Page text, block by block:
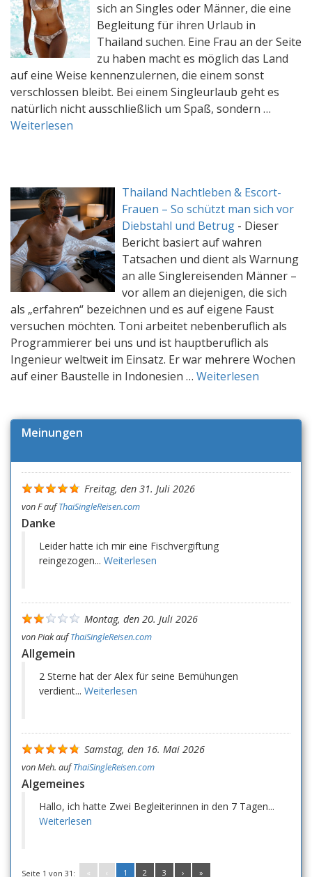
sich an Singles oder Männer, die eine
Begleitung für ihren Urlaub in
Thailand suchen. Eine Frau an der Seite
zu haben macht es möglich das Land
auf eine Weise kennenzulernen, die einem sonst
verschlossen bleibt. Bei einem Singleurlaub geht es
natürlich nicht ausschließlich um Spaß, sondern …
Weiterlesen
Thailand Nachtleben & Escort-
Frauen – So schützt man sich vor
Diebstahl und Betrug - Dieser
Bericht basiert auf wahren
Tatsachen und dient als Warnung
an alle Singlereisenden Männer –
vor allem an diejenigen, die sich
als „erfahren“ bezeichnen und es auf eigene Faust
versuchen möchten. Toni arbeitet nebenberuflich als
Programmierer bei uns und ist hauptberuflich als
Ingenieur weltweit im Einsatz. Er war mehrere Wochen
auf einer Baustelle in Indonesien … Weiterlesen
Meinungen
Freitag, den 31. Juli 2026
vonFaufThaiSingleReisen.com
Danke
Leider hatte ich mir eine Fischvergiftung
reingezogen... Weiterlesen
Montag, den 20. Juli 2026
vonPiakaufThaiSingleReisen.com
Allgemein
2 Sterne hat der Alex für seine Bemühungen
verdient... Weiterlesen
Samstag, den 16. Mai 2026
vonMeh. aufThaiSingleReisen.com
Algemeines
Hallo, ich hatte Zwei Begleiterinnen in den 7 Tagen...
Weiterlesen
Seite 1 von 31: « ‹ 1 2 3 › »